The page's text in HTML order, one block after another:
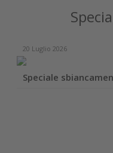
20 Luglio 2026
Speciale